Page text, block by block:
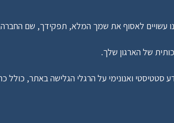
של הארגון שלך.